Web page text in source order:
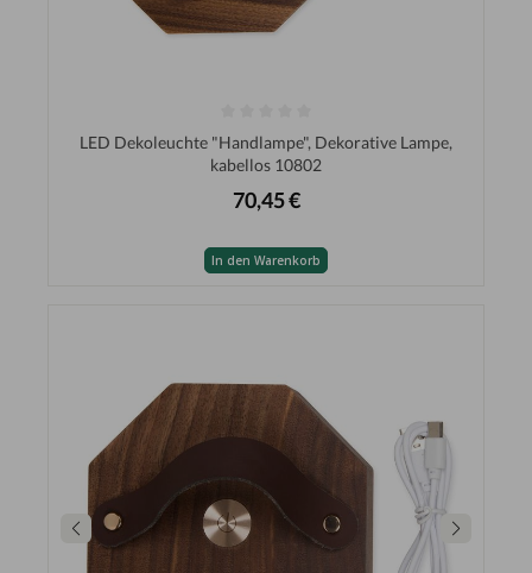
LED Dekoleuchte "Handlampe", Dekorative Lampe,
kabellos 10802
70,45 €
In den Warenkorb